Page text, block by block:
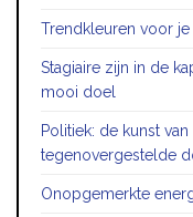
Trendkleuren voor je
Stagiaire zijn in de
mooi doel
Politiek: de kunst
tegenovergestelde
Onopgemerkte